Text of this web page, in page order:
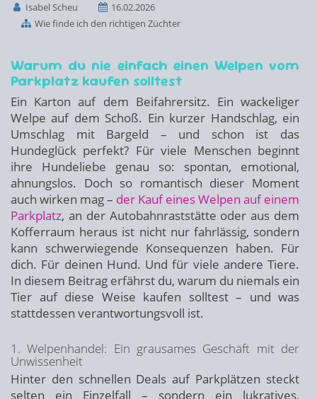
Isabel Scheu
16.02.2026
Wie finde ich den richtigen Züchter
Warum du nie einfach einen Welpen vom
Parkplatz kaufen solltest
Ein Karton auf dem Beifahrersitz. Ein wackeliger
Welpe auf dem Schoß. Ein kurzer Handschlag, ein
Umschlag mit Bargeld – und schon ist das
Hundeglück perfekt? Für viele Menschen beginnt
ihre Hundeliebe genau so: spontan, emotional,
ahnungslos. Doch so romantisch dieser Moment
auch wirken mag – der Kauf eines Welpen auf einem
Parkplatz, an der Autobahnraststätte oder aus dem
Kofferraum heraus ist nicht nur fahrlässig, sondern
kann schwerwiegende Konsequenzen haben. Für
dich. Für deinen Hund. Und für viele andere Tiere.
In diesem Beitrag erfährst du, warum du niemals ein
Tier auf diese Weise kaufen solltest – und was
stattdessen verantwortungsvoll ist.
1. Welpenhandel: Ein grausames Geschäft mit der
Unwissenheit
Hinter den schnellen Deals auf Parkplätzen steckt
selten ein Einzelfall – sondern ein lukratives,